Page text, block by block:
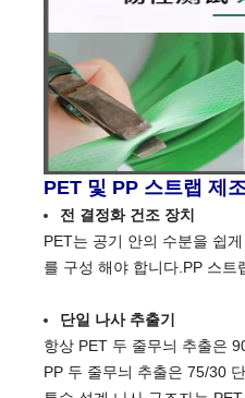
PET 및 PP 스트랩 제
전 결정화 건조 장치
PET는 공기 안의 수분을 쉽
를 구성 해야 합니다.PP 스트
단일 나사 추출기
항상 PET 두 줄무늬 추출은
PP 두 줄무늬 추출은 75/30